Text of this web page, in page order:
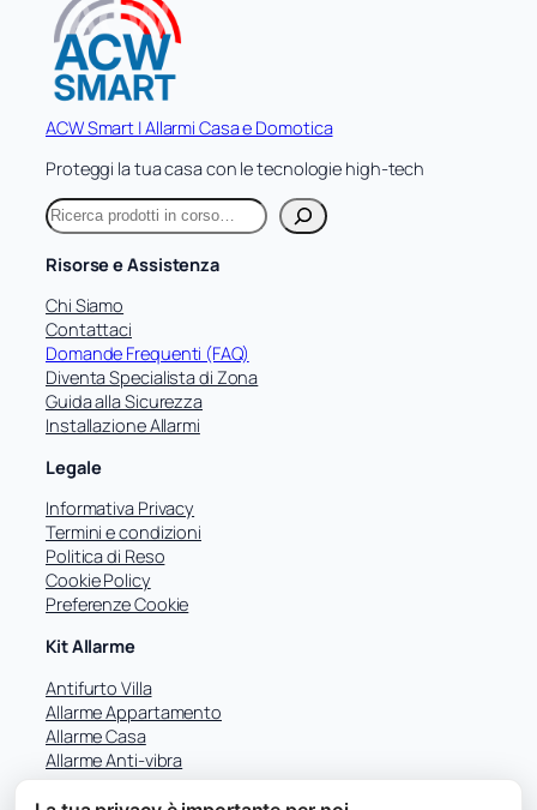
ACW Smart | Allarmi Casa e Domotica
Proteggi la tua casa con le tecnologie high-tech
C
e
r
a
Risorse e Assistenza
Chi Siamo
Contattaci
Domande Frequenti (FAQ)
Diventa Specialista di Zona
Guida alla Sicurezza
Installazione Allarmi
Legale
Informativa Privacy
Termini e condizioni
Politica di Reso
Cookie Policy
Preferenze Cookie
Kit Allarme
Antifurto Villa
Allarme Appartamento
Allarme Casa
Allarme Anti-vibra